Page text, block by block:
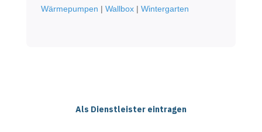
Wärmepumpen | Wallbox| Wintergarten
Als Dienstleister eintragen